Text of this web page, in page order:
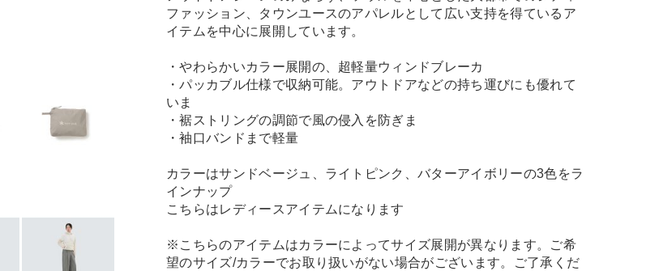
ファッション、タウンユースのアパレルとして広い支持を得ているア
イテムを中心に展開しています。
・やわらかいカラー展開の、超軽量ウィンドブレーカ
・パッカブル仕様で収納可能。アウトドアなどの持ち運びにも優れて
いま
・裾ストリングの調節で風の侵入を防ぎま
・袖口バンドまで軽量
カラーはサンドベージュ、ライトピンク、バターアイボリーの3色をラ
インナップ
こちらはレディースアイテムになります
※こちらのアイテムはカラーによってサイズ展開が異なります。ご希
望のサイズ/カラーでお取り扱いがない場合がございます。ご了承くだ